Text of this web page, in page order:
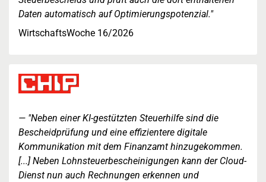
Daten automatisch auf Optimierungspotenzial."
WirtschaftsWoche 16/2026
"Neben einer KI-gestützten Steuerhilfe sind die
Bescheidprüfung und eine effizientere digitale
Kommunikation mit dem Finanzamt hinzugekommen.
[...] Neben Lohnsteuerbescheinigungen kann der Cloud-
Dienst nun auch Rechnungen erkennen und